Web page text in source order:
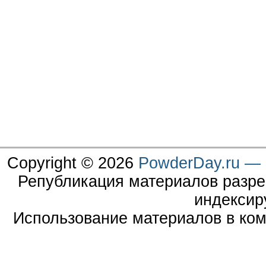
Copyright © 2026 PowderDay.ru —
Републикация материалов
Использование материалов в